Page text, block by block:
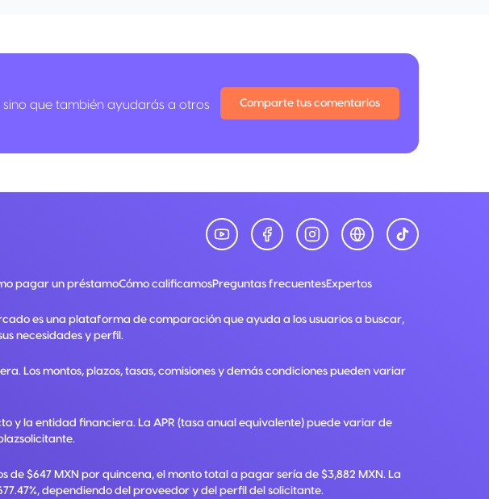
sino que también ayudarás a otros
Comparte tus comentarios
pagar un préstamoCómo calificamosPreguntas frecuentesExpertos
es una plataforma de comparación que ayuda a los usuarios a buscar,
necesidades y perfil.
Los montos, plazos, tasas, comisiones y demás condiciones pueden variar
y la entidad financiera. La APR (tasa anual equivalente) puede variar de
$647 MXN por quincena, el monto total a pagar sería de $3,882 MXN. La
dependiendo del proveedor y del perfil del solicitante.